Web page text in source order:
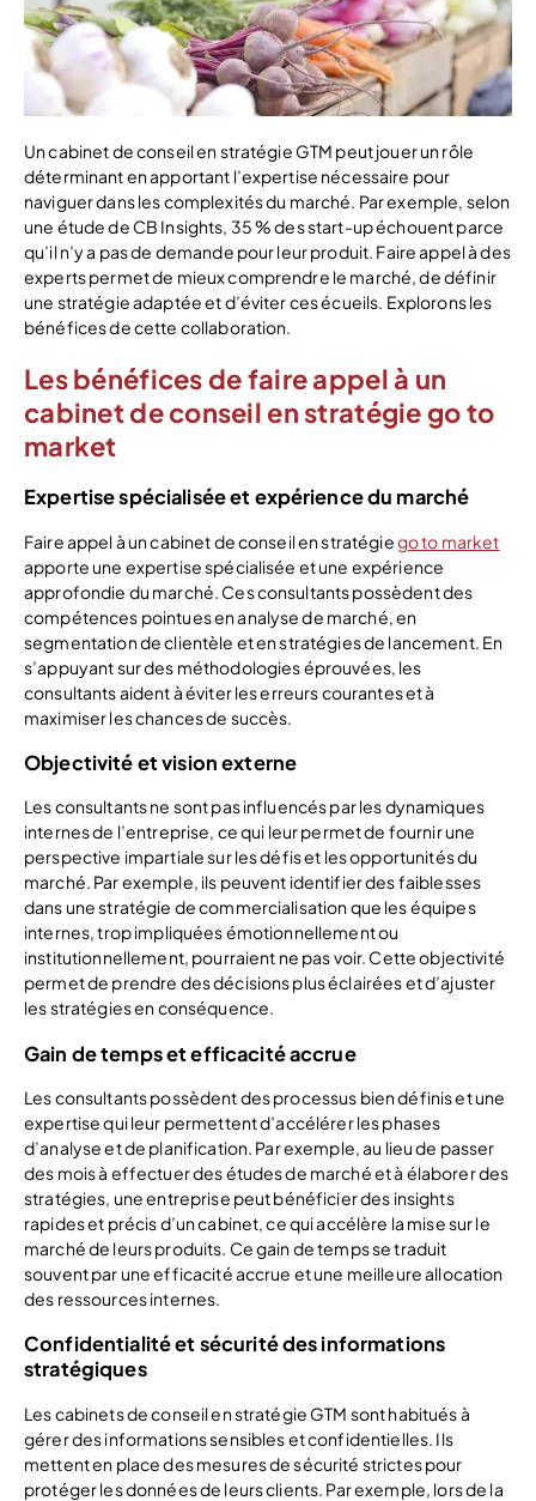
Un cabinet de conseil en stratégie GTM peut jouer un rôle
déterminant en apportant l’expertise nécessaire pour
naviguer dans les complexités du marché. Par exemple, selon
une étude de CB Insights, 35 % des start-up échouent parce
qu’il n’y a pas de demande pour leur produit. Faire appel à des
experts permet de mieux comprendre le marché, de définir
une stratégie adaptée et d’éviter ces écueils. Explorons les
bénéfices de cette collaboration.
Les bénéfices de faire appel à un
cabinet de conseil en stratégie go to
market
Expertise spécialisée et expérience du marché
Faire appel à un cabinet de conseil en stratégiego to market
apporte une expertise spécialisée et une expérience
approfondie du marché. Ces consultants possèdent des
compétences pointues en analyse de marché, en
segmentation de clientèle et en stratégies de lancement. En
s’appuyant sur des méthodologies éprouvées, les
consultants aident à éviter les erreurs courantes et à
maximiser les chances de succès.
Objectivité et vision externe
Les consultants ne sont pas influencés par les dynamiques
internes de l’entreprise, ce qui leur permet de fournir une
perspective impartiale sur les défis et les opportunités du
marché. Par exemple, ils peuvent identifier des faiblesses
dans une stratégie de commercialisation que les équipes
internes, trop impliquées émotionnellement ou
institutionnellement, pourraient ne pas voir. Cette objectivité
permet de prendre des décisions plus éclairées et d’ajuster
les stratégies en conséquence.
Gain de temps et efficacité accrue
Les consultants possèdent des processus bien définis et une
expertise qui leur permettent d’accélérer les phases
d’analyse et de planification. Par exemple, au lieu de passer
des mois à effectuer des études de marché et à élaborer des
stratégies, une entreprise peut bénéficier des insights
rapides et précis d’un cabinet, ce qui accélère la mise sur le
marché de leurs produits. Ce gain de temps se traduit
souvent par une efficacité accrue et une meilleure allocation
des ressources internes.
Confidentialité et sécurité des informations
stratégiques
Les cabinets de conseil en stratégie GTM sont habitués à
gérer des informations sensibles et confidentielles. Ils
mettent en place des mesures de sécurité strictes pour
protéger les données de leurs clients. Par exemple, lors de la